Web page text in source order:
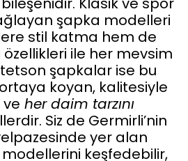
şapka modelleri
stil katma hem de
ile her mevsim
şapkalar ise bu
koyan, kalitesiyle
ve her daim tarzını
Siz de Germirli’nin
yer alan
keşfedebilir,